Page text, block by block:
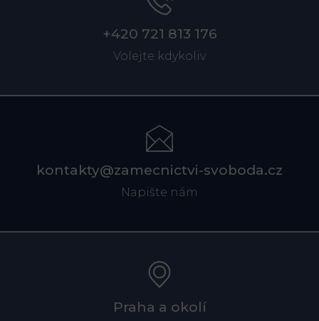
+420 721 813 176
Volejte kdykoliv
kontakty@zamecnictvi-svoboda.cz
Napište nám
Praha a okolí